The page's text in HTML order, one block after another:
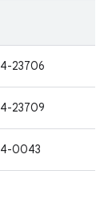
23706
23709
0043